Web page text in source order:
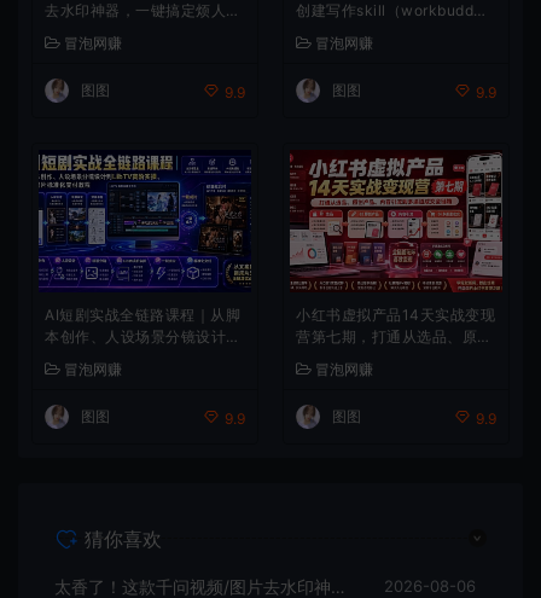
去水印神器，一键搞定烦人水
印，本地完全免费，浏览器拓
展插件
冒泡网赚
图图 9.9
创建写作skill（workbudd
y）+人工手写模式（手搓模
式），去除AI痕迹（头条号、
公众号、百家号）（更新080
6）
冒泡网赚
图图 9.9
AI短剧实战全链路课程｜从脚
本创作、人设场景分镜设计到
准化交付教程
冒泡网赚
图图 9.9
小红书虚拟产品14天实战变现
营第七期，打通从选品、原创
全链路
冒泡网赚
图图 9.9
猜你喜欢
太香了！这款千问视频/图片去水印神器，一键搞定烦人水印，本地完全免费，浏览器拓展插件 2026-08-06